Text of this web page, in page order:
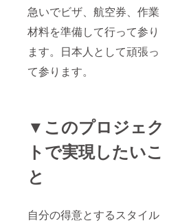
急いでビザ、航空券、作業
材料を準備して行って参り
ます。日本人として頑張っ
て参ります。
▼このプロジェク
トで実現したいこ
と
自分の得意とするスタイル